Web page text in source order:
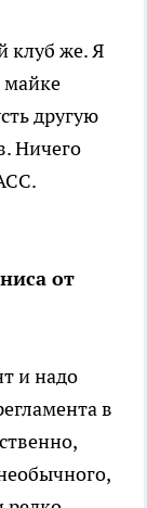
клуб же. Я
майке
другую
Ничего
от
и надо
в